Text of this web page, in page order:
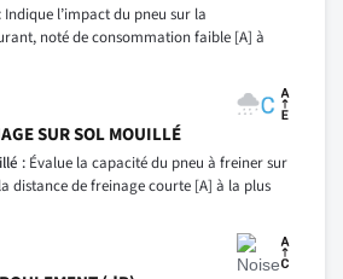
Indique l’impact du pneu sur la
noté de consommation faible [A] à
SUR SOL MOUILLÉ
: Évalue la capacité du pneu à freiner sur
distance de freinage courte [A] à la plus